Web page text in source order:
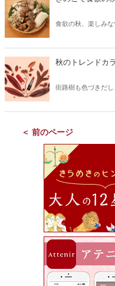
試してみてはいかが
食欲の秋、楽しみ
ることは、案外知
豊富な栄養と、そ
秋のトレンドカ
街路樹も色づきだ
ためには、夏のメ
り入れた、秋冬メ
＜ 前のページ